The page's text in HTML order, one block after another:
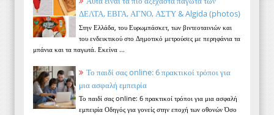
ΔΕΛΤΑ, ΕΒΓΑ, ΑΓΝΟ, ΑΣΤΥ & Algida (photos)
Στην Ελλάδα, του Ευρωμπάσκετ, των βιντεοταινιών και
του ενδεικτικού στο Δημοτικό μετρούσες με περηφάνια τα
μπάνια και τα παγωτά. Εκείνα ...
Το παιδί σας online: 6 πρακτικοί τρόποι για
μια ασφαλή εμπειρία
Το παιδί σας online: 6 πρακτικοί τρόποι για μια ασφαλή
εμπειρία Οδηγός για γονείς στην εποχή των οθονών Όσο